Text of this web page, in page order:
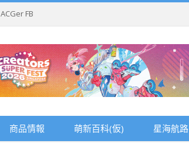
ACGer FB
商品情報 萌新百科(仮) 星海航路